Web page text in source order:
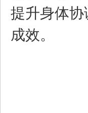
提升身体
成效。